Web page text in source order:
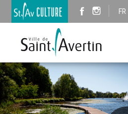
FR